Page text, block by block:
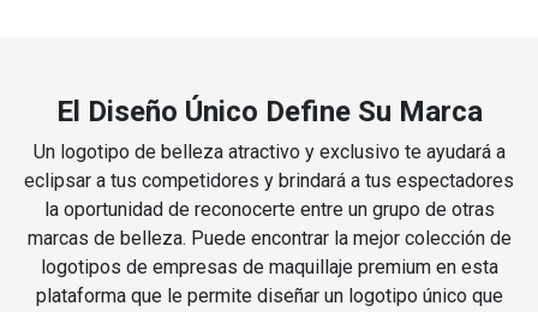
El Diseño Único Define Su Marca
Un logotipo de belleza atractivo y exclusivo te ayudará a
eclipsar a tus competidores y brindará a tus espectadores
la oportunidad de reconocerte entre un grupo de otras
marcas de belleza. Puede encontrar la mejor colección de
logotipos de empresas de maquillaje premium en esta
plataforma que le permite diseñar un logotipo único que